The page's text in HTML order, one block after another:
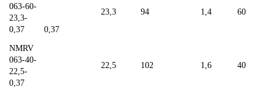
0,37
063-60-
23,3-
0,37
23,3 94 1,4 60
NMRV
063-40-
22,5-
0,37
22,5 102 1,6 40